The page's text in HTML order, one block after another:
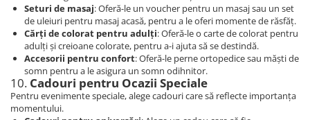
Seturi de masaj: Oferă-le un voucher pentru un masaj sau un set
de uleiuri pentru masaj acasă, pentru a le oferi momente de răsfăț.
Cărți de colorat pentru adulți: Oferă-le o carte de colorat pentru
adulți și creioane colorate, pentru a-i ajuta să se destindă.
Accesorii pentru confort: Oferă-le perne ortopedice sau măști de
somn pentru a le asigura un somn odihnitor.
10. Cadouri pentru Ocazii Speciale
Pentru evenimente speciale, alege cadouri care să reflecte importanța
momentului.